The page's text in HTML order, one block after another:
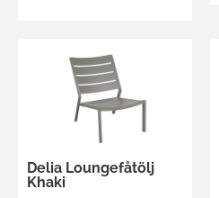
Delia Loungefåtölj
Khaki